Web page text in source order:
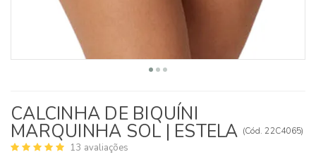
CALCINHA DE BIQUÍNI
MARQUINHA SOL | ESTELA (Cód.22C4065)
13 avaliações